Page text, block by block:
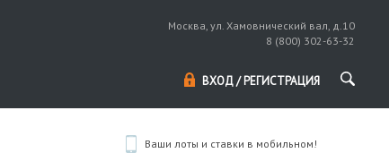
Москва, ул. Хамовнический вал, д.10
8 (800) 302-63-32
ВХОД / РЕГИСТРАЦИЯ
Ваши лоты и ставки в мобильном!